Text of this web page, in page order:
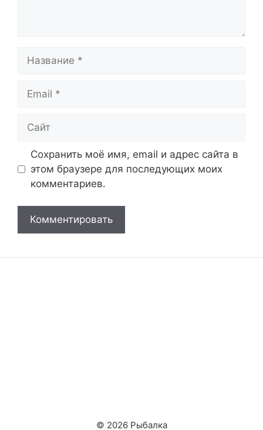
Сохранить моё имя, email и адрес сайта в
этом браузере для последующих моих
комментариев.
© 2026 Рыбалка